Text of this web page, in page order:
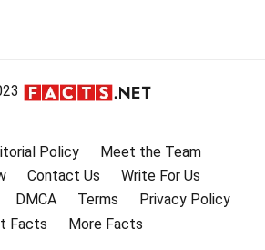
Policy
Meet the Team
Contact Us
Write For Us
DMCA Terms
Privacy Policy
Facts
More Facts